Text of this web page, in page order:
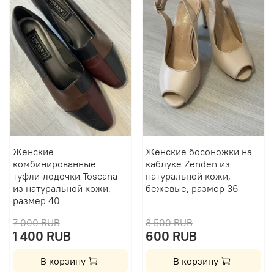
Женские
комбинированные
туфли-лодочки Toscana
из натуральной кожи,
размер 40
7 000 RUB
1 400 RUB
В корзину
Женские босоножки на
каблуке Zenden из
натуральной кожи,
бежевые, размер 36
3 500 RUB
600 RUB
В корзину